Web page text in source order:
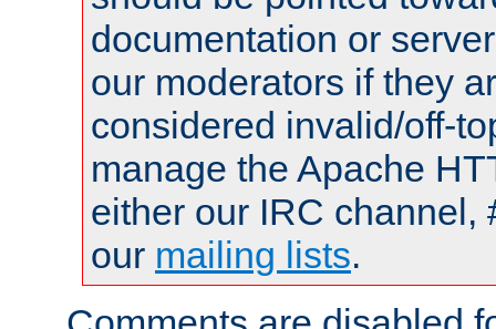
documentation or
our moderators if they
considered invalid/off-
manage the Apache
either our IRC channel,
our mailing lists.